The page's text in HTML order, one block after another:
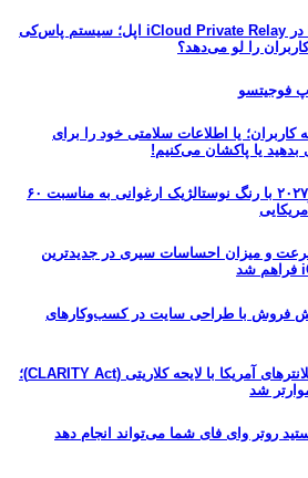
افشای نشت آدرس IP در iCloud Private Relay اپل؛ سیستم پاس‌کی
را لو می‌دهد؟
فوجیتسو
کاربران؛ یا اطلاعات سلامتی خود را برای
یا پاکشان می‌کنیم!
رونمایی از دوج چارجر ۲۰۲۷ با رنگ نوستالژیک ارغوانی به مناسبت ۶۰
و میزان احساسات سیری در جدیدترین
فروش با طراحی سایت در کسب‌وکارهای
پایان مخالفت انجمن کلانترهای آمریکا با لایحه کلاریتی (CLARITY Act)؛
شد